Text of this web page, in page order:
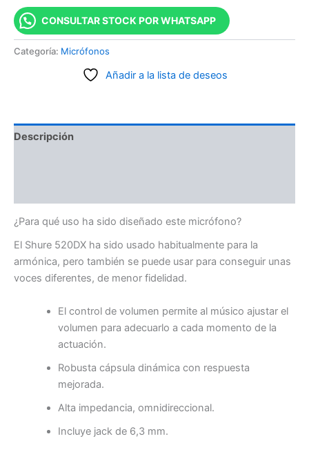
CONSULTAR STOCK POR WHATSAPP
Categoría: Micrófonos
Añadir a la lista de deseos
Descripción
¿Para qué uso ha sido diseñado este micrófono?
El Shure 520DX ha sido usado habitualmente para la
armónica, pero también se puede usar para conseguir unas
voces diferentes, de menor fidelidad.
El control de volumen permite al músico ajustar el
volumen para adecuarlo a cada momento de la
actuación.
Robusta cápsula dinámica con respuesta
mejorada.
Alta impedancia, omnidireccional.
Incluye jack de 6,3 mm.